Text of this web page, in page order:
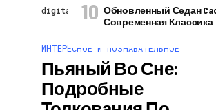
digitalversion 22.02.2025
ИНТЕРЕСНОЕ И ПОЗНАВАТЕЛЬНОЕ
Пьяный Во Сне:
Подробные
Обновленный Седан
Современная Классика